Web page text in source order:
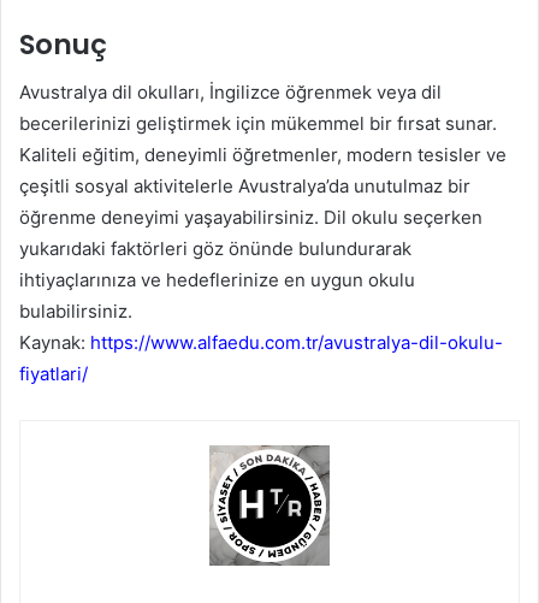
Sonuç
Avustralya dil okulları, İngilizce öğrenmek veya dil
becerilerinizi geliştirmek için mükemmel bir fırsat sunar.
Kaliteli eğitim, deneyimli öğretmenler, modern tesisler ve
çeşitli sosyal aktivitelerle Avustralya’da unutulmaz bir
öğrenme deneyimi yaşayabilirsiniz. Dil okulu seçerken
yukarıdaki faktörleri göz önünde bulundurarak
ihtiyaçlarınıza ve hedeflerinize en uygun okulu
bulabilirsiniz.
Kaynak: https://www.alfaedu.com.tr/avustralya-dil-okulu-
fiyatlari/